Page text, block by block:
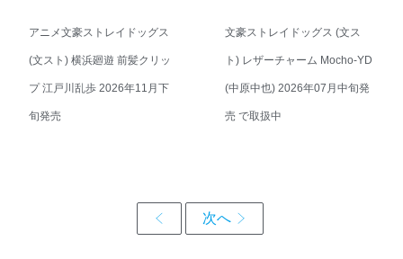
アニメ文豪ストレイドッグス
(文スト) 横浜廻遊 前髪クリッ
プ 江戸川乱歩 2026年11月下
旬発売
文豪ストレイドッグス (文ス
ト) レザーチャーム Mocho-YD
(中原中也) 2026年07月中旬発
売 で取扱中